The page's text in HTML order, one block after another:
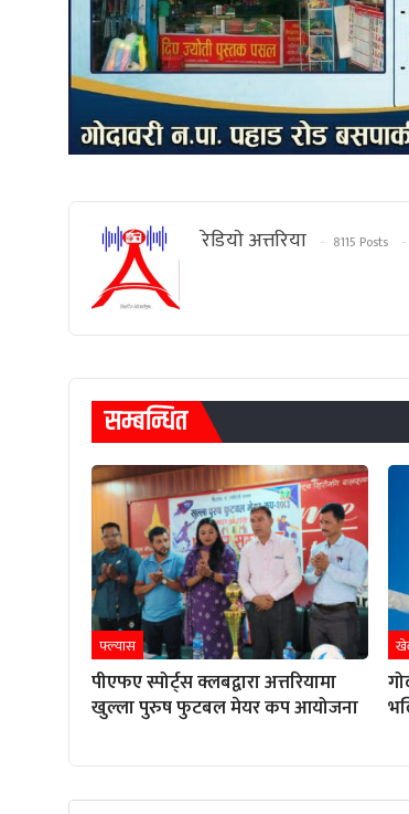
रेडियाे अत्तरिया 8115 Posts
सम्बन्धित
फ्ल्यास
पीएफए स्पोर्ट्स क्लबद्वारा अत्तरियामा
खुल्ला पुरुष फुटबल मेयर कप आयोजना